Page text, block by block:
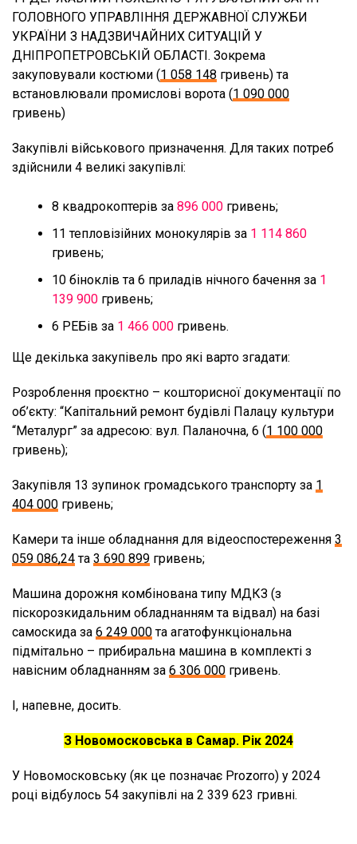
ГОЛОВНОГО УПРАВЛІННЯ ДЕРЖАВНОЇ СЛУЖБИ
УКРАЇНИ З НАДЗВИЧАЙНИХ СИТУАЦІЙ У
ДНІПРОПЕТРОВСЬКІЙ ОБЛАСТІ. Зокрема
закуповували костюми (1 058 148 гривень) та
встановлювали промислові ворота (1 090 000
гривень)
Закупівлі військового призначення. Для таких потреб
здійснили 4 великі закупівлі:
8 квадрокоптерів за 896 000 гривень;
11 тепловізійних монокулярів за 1 114 860
гривень;
10 біноклів та 6 приладів нічного бачення за 1
139 900 гривень;
6 РЕБів за 1 466 000 гривень.
Ще декілька закупівель про які варто згадати:
Розроблення проєктно – кошторисної документації по
об’єкту: “Капітальний ремонт будівлі Палацу культури
“Металург” за адресою: вул. Паланочна, 6 (1 100 000
гривень);
Закупівля 13 зупинок громадського транспорту за 1
404 000 гривень;
Камери та інше обладнання для відеоспостереження 3
059 086,24та 3 690 899 гривень;
Машина дорожня комбінована типу МДКЗ (з
піскорозкидальним обладнанням та відвал) на базі
самоскида за 6 249 000та агатофункціональна
підмітально – прибиральна машина в комплекті з
навісним обладнанням за 6 306 000 гривень.
І, напевне, досить.
З Новомосковська в Самар. Рік 2024
У Новомосковську (як це позначає Prozorro) у 2024
році відбулось 54 закупівлі на 2 339 623 гривні.